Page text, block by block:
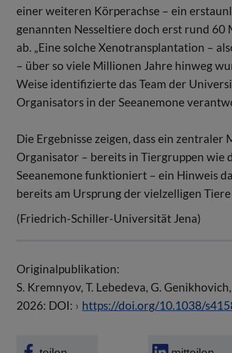
einer weiteren Körperachse – ein
genannten Nesseltiere doch erst rund
ab. „Eine solche Xenotransplantation –
– über so viele Millionen Jahre hinweg
Weise identifizierte das Team der
Organisators in der Seeanemone
Die Ergebnisse zeigen, dass ein
Organisator – bereits in Tiergruppen wie
Seeanemone funktioniert – ein Hinweis
bereits am Ursprung der vielzelligen
(Friedrich-Schiller-Universität Jena)
Originalpublikation:
S. Kremnyov, T. Lebedeva, G.
2026: DOI:
https://doi.org/10.1038/